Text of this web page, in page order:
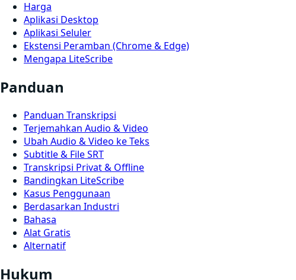
Harga
Aplikasi Desktop
Aplikasi Seluler
Ekstensi Peramban (Chrome & Edge)
Mengapa LiteScribe
Panduan
Panduan Transkripsi
Terjemahkan Audio & Video
Ubah Audio & Video ke Teks
Subtitle & File SRT
Transkripsi Privat & Offline
Bandingkan LiteScribe
Kasus Penggunaan
Berdasarkan Industri
Bahasa
Alat Gratis
Alternatif
Hukum